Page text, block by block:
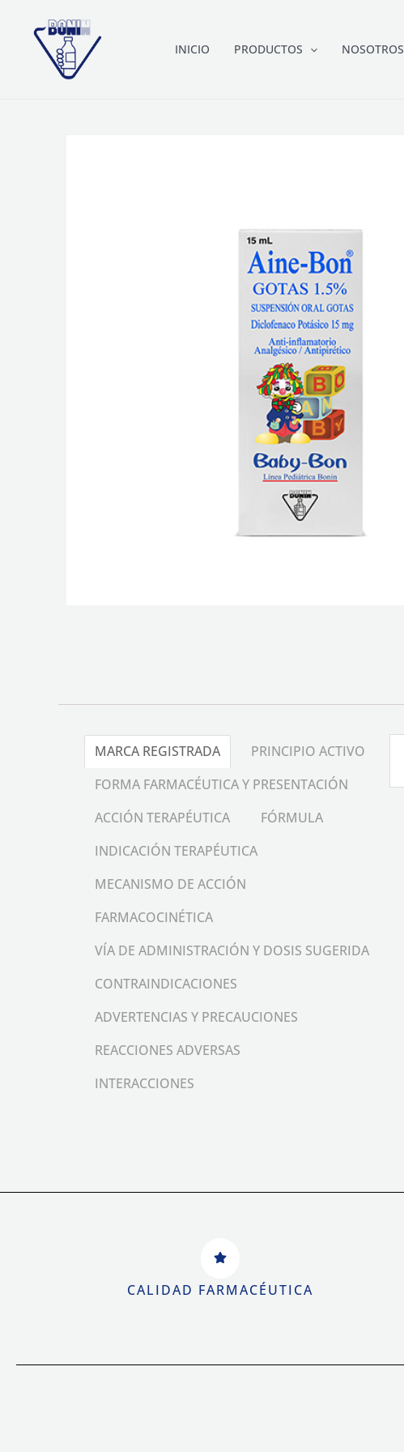
contenido
INICIO PRODUCTOS NOSOTROS
MARCA REGISTRADA
PRINCIPIO ACTIVO
FORMA FARMACÉUTICA Y PRESENTACIÓN
ACCIÓN TERAPÉUTICA
FÓRMULA
INDICACIÓN TERAPÉUTICA
MECANISMO DE ACCIÓN
FARMACOCINÉTICA
VÍA DE ADMINISTRACIÓN Y DOSIS SUGERIDA
CONTRAINDICACIONES
ADVERTENCIAS Y PRECAUCIONES
REACCIONES ADVERSAS
INTERACCIONES
CALIDAD FARMACÉUTICA